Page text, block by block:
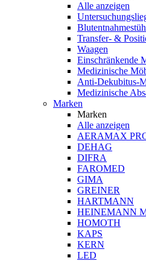
Alle anzeigen
Transfer- &
Waagen
Einschränkende
Medizinische
Anti-Dekubitus-
Medizinische
Marken
Marken
Alle anzeigen
AERAMAX
DEHAG
DIFRA
FAROMED
GIMA
GREINER
HARTMANN
HEINEMANN
HOMOTH
KAPS
KERN
LED